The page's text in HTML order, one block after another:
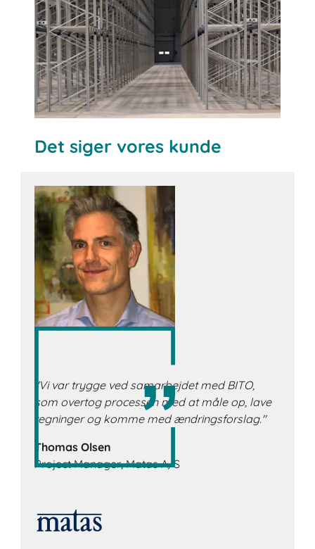
Det siger vores kunde
"Vi var trygge ved samarbejdet med BITO,
som overtog processen med at måle op, lave
tegninger og komme med ændringsforslag."
Thomas Olsen
Project Manager, Matas A/S